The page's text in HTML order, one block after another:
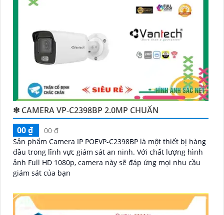
❇ CAMERA VP-C2398BP 2.0MP CHUẨN
00 ₫
00 ₫
Sản phẩm Camera IP POEVP-C2398BP là một thiết bị hàng
đầu trong lĩnh vực giám sát an ninh. Với chất lượng hình
ảnh Full HD 1080p, camera này sẽ đáp ứng mọi nhu cầu
giám sát của bạn